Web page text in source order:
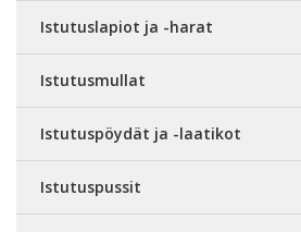
Istutuslapiot ja -harat
Istutusmullat
Istutuspöydät ja -laatikot
Istutuspussit